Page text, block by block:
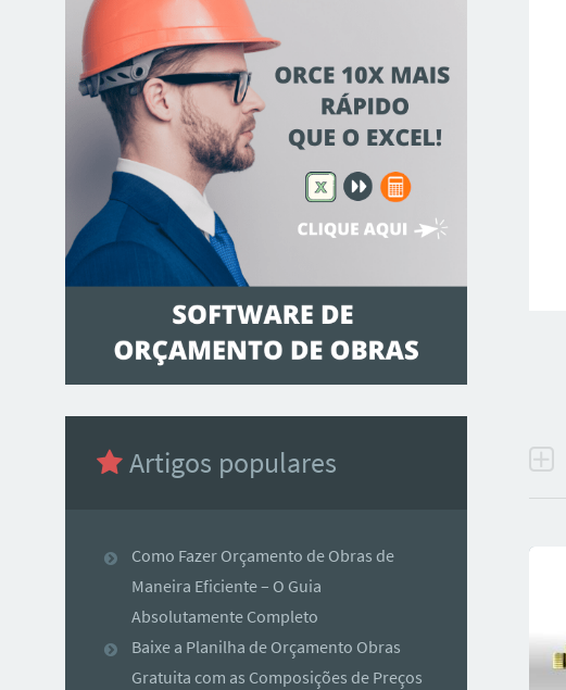
Artigos populares
Como Fazer Orçamento de Obras de
Maneira Eficiente – O Guia
Absolutamente Completo
Baixe a Planilha de Orçamento Obras
Gratuita com as Composições de Preços